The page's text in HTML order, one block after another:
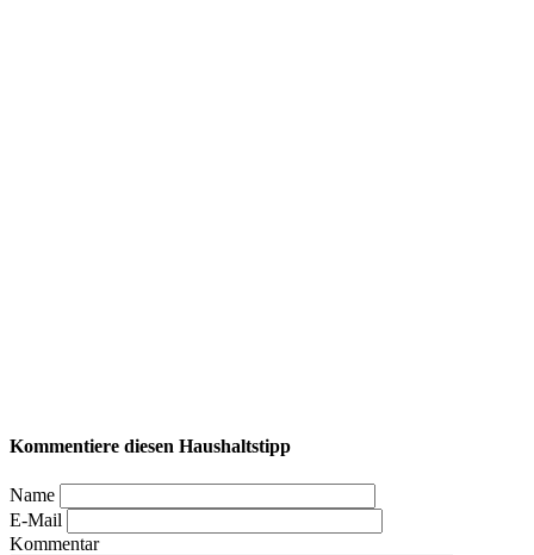
Kommentiere diesen Haushaltstipp
Name
E-Mail
Kommentar